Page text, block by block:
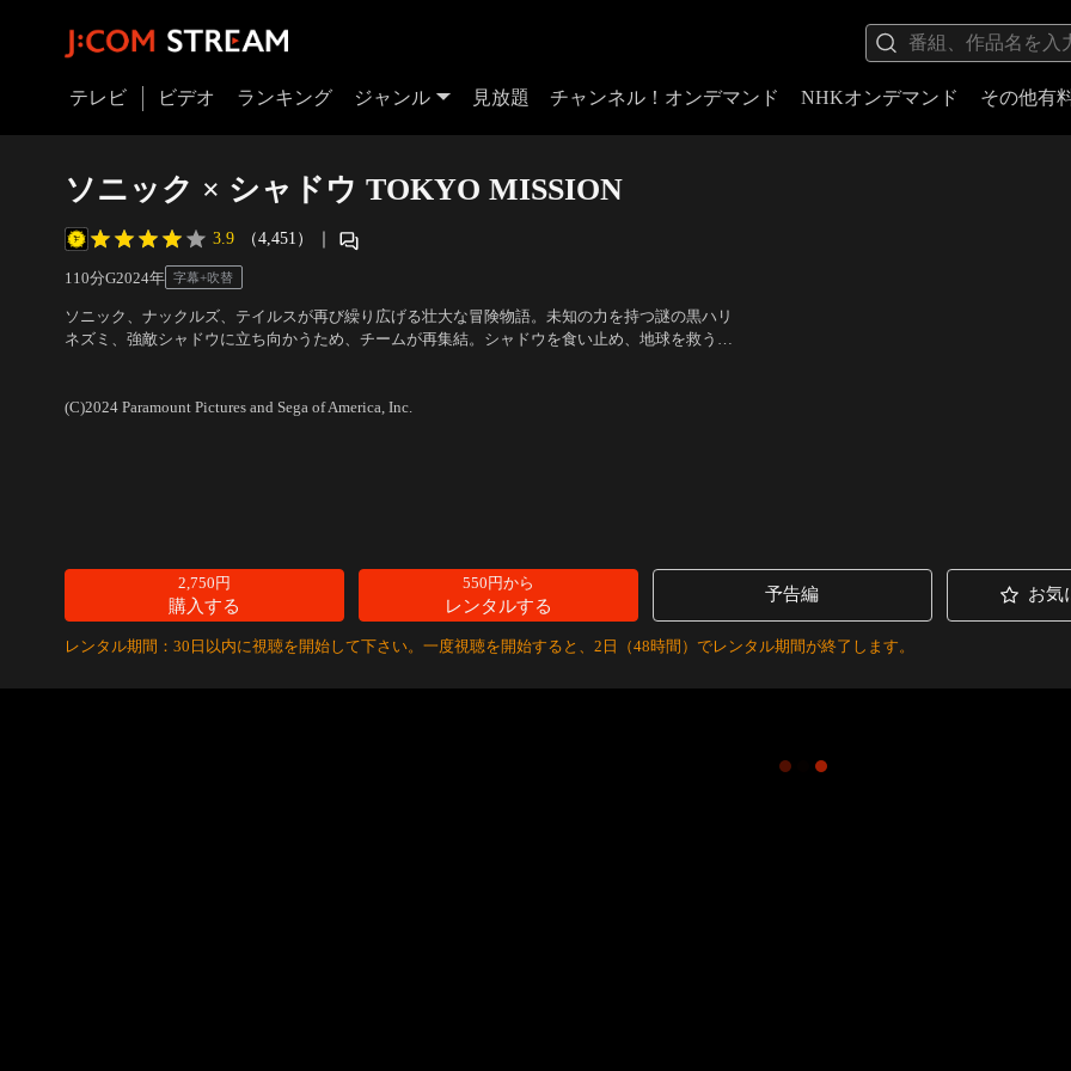
テレビ ビデオ ランキング ジャンル 見放題 チャンネル！オンデマンド NHKオンデマンド その他有
ソニック × シャドウ TOKYO MISSION
3.9 （4,451） ｜
110分G2024年 字幕+吹替
ソニック、ナックルズ、テイルスが再び繰り広げる壮大な冒険物語。未知の力を持つ謎の黒ハリ
ネズミ、強敵シャドウに立ち向かうため、チームが再集結。シャドウを食い止め、地球を救うた
(C)2024 Paramount Pictures and Sega of America, Inc.
2,750円
購入する
550円から
レンタルする
予告編 お気
レンタル期間：30日以内に視聴を開始して下さい。一度視聴を開始すると、2日（48時間）でレンタル期間が終了します。